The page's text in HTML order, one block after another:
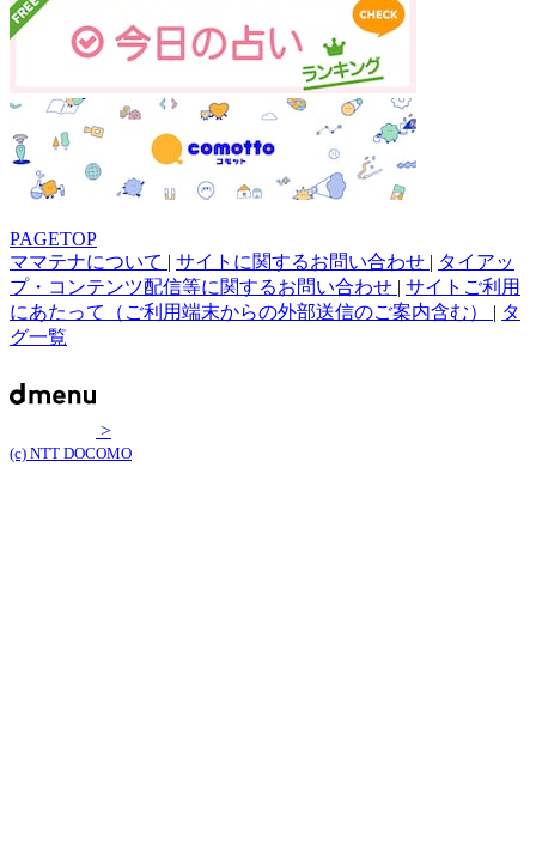
PAGETOP
ママテナについて | サイトに関するお問い合わせ | タイアッ
プ・コンテンツ配信等に関するお問い合わせ | サイトご利用
にあたって（ご利用端末からの外部送信のご案内含む） | タ
グ一覧
>
(c) NTT DOCOMO